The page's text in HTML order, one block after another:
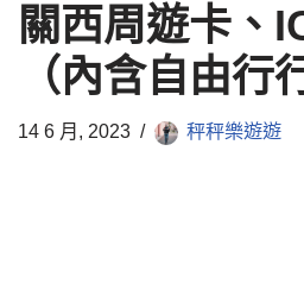
關西周遊卡、
（內含自由行
14 6 月, 2023 秤秤樂遊遊